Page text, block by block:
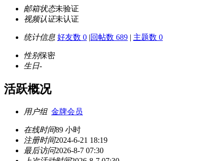
邮箱状态未验证
视频认证未认证
统计信息 好友数 0 |回帖数 689 | 主题数 0
性别保密
生日-
活跃概况
用户组 金牌会员
在线时间89 小时
注册时间2024-6-21 18:19
最后访问2026-8-7 07:30